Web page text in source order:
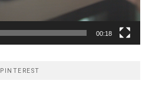
00:18
PINTEREST